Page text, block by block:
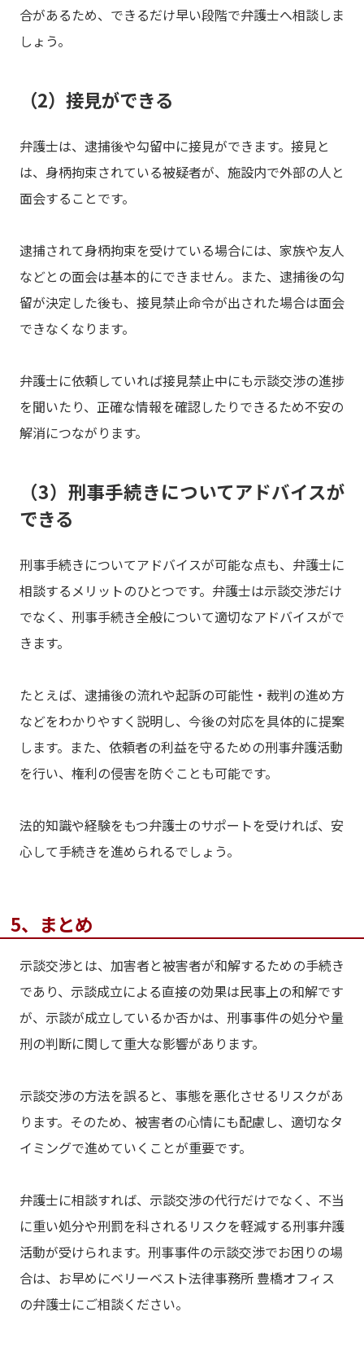
合があるため、できるだけ早い段階で弁護士へ相談しま
しょう。
（2）接見ができる
弁護士は、逮捕後や勾留中に接見ができます。接見と
は、身柄拘束されている被疑者が、施設内で外部の人と
面会することです。
逮捕されて身柄拘束を受けている場合には、家族や友人
などとの面会は基本的にできません。また、逮捕後の勾
留が決定した後も、接見禁止命令が出された場合は面会
できなくなります。
弁護士に依頼していれば接見禁止中にも示談交渉の進捗
を聞いたり、正確な情報を確認したりできるため不安の
解消につながります。
（3）刑事手続きについてアドバイスが
できる
刑事手続きについてアドバイスが可能な点も、弁護士に
相談するメリットのひとつです。弁護士は示談交渉だけ
でなく、刑事手続き全般について適切なアドバイスがで
きます。
たとえば、逮捕後の流れや起訴の可能性・裁判の進め方
などをわかりやすく説明し、今後の対応を具体的に提案
します。また、依頼者の利益を守るための刑事弁護活動
を行い、権利の侵害を防ぐことも可能です。
法的知識や経験をもつ弁護士のサポートを受ければ、安
心して手続きを進められるでしょう。
5、まとめ
示談交渉とは、加害者と被害者が和解するための手続き
であり、示談成立による直接の効果は民事上の和解です
が、示談が成立しているか否かは、刑事事件の処分や量
刑の判断に関して重大な影響があります。
示談交渉の方法を誤ると、事態を悪化させるリスクがあ
ります。そのため、被害者の心情にも配慮し、適切なタ
イミングで進めていくことが重要です。
弁護士に相談すれば、示談交渉の代行だけでなく、不当
に重い処分や刑罰を科されるリスクを軽減する刑事弁護
活動が受けられます。刑事事件の示談交渉でお困りの場
合は、お早めにベリーベスト法律事務所 豊橋オフィス
の弁護士にご相談ください。